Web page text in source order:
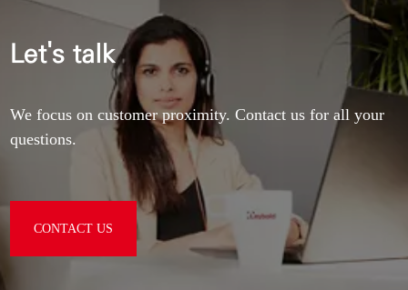
Let's talk
We focus on customer proximity. Contact us for all your
questions.
CONTACT US